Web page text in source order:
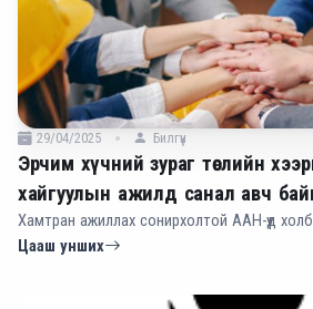
29/04/2025 Билгүүн
Эрчим хүчний зураг төслийн
хайгуулын ажилд санал авч
Хамтран ажиллах сонирхолтой ААН-үүд
Цааш унших